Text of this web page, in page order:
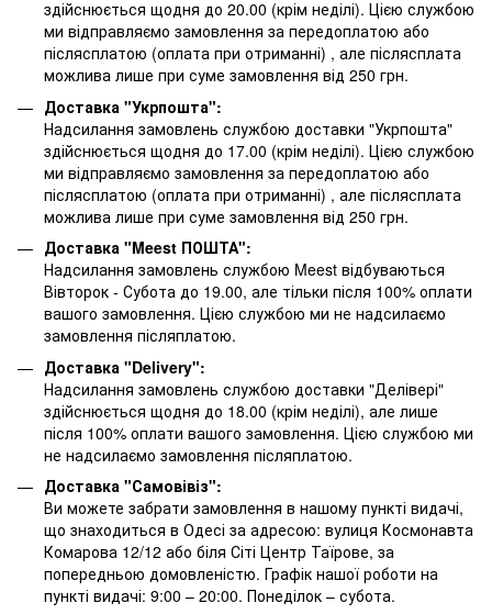
здійснюється щодня до 20.00 (крім неділі). Цією службою
ми відправляємо замовлення за передоплатою або
післясплатою (оплата при отриманні) , але післясплата
можлива лише при суме замовлення від 250 грн.
Доставка "Укрпошта":
Надсилання замовлень службою доставки "Укрпошта"
здійснюється щодня до 17.00 (крім неділі). Цією службою
ми відправляємо замовлення за передоплатою або
післясплатою (оплата при отриманні) , але післясплата
можлива лише при суме замовлення від 250 грн.
Доставка "Meest ПОШТА":
Надсилання замовлень службою Meest відбуваються
Вівторок - Субота до 19.00, але тільки після 100% оплати
вашого замовлення. Цією службою ми не надсилаємо
замовлення післяплатою.
Доставка "Delivery":
Надсилання замовлень службою доставки "Делівері"
здійснюється щодня до 18.00 (крім неділі), але лише
після 100% оплати вашого замовлення. Цією службою ми
не надсилаємо замовлення післяплатою.
Доставка "Самовівіз":
Ви можете забрати замовлення в нашому пункті видачі,
що знаходиться в Одесі за адресою: вулиця Космонавта
Комарова 12/12 або біля Сіті Центр Таїрове, за
попередньою домовленістю. Графік нашої роботи на
пункті видачі: 9:00 – 20:00. Понеділок – субота.